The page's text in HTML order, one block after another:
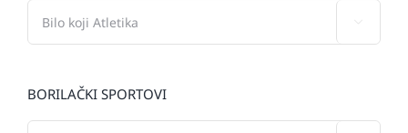
BORILAČKI SPORTOVI